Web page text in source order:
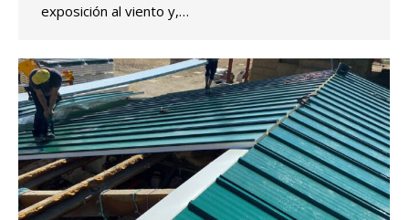
exposición al viento y,…